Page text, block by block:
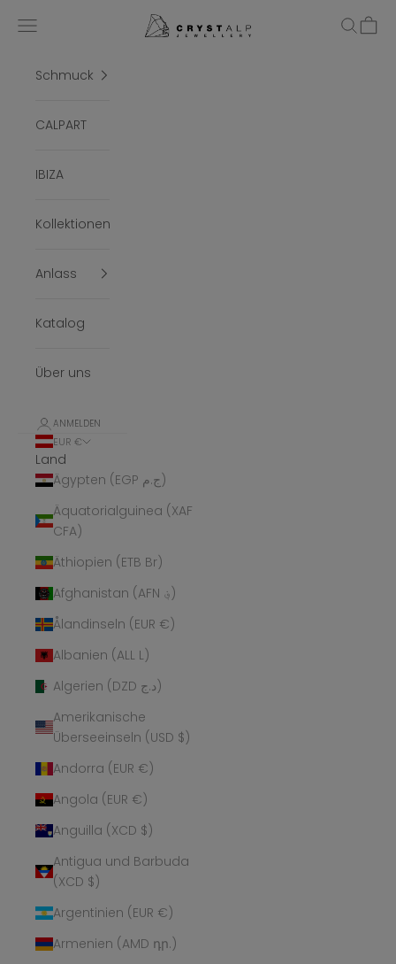
crystalpjewelry
Menü Suchen
Schmuck
CALPART
IBIZA
Kollektionen
Anlass
Katalog
Über uns
ANMELDEN
EUR €
Land
Ägypten (EGP ج.م)
Äquatorialguinea (XAF
CFA)
Äthiopien (ETB Br)
Afghanistan (AFN ؋)
Ålandinseln (EUR €)
Albanien (ALL L)
Algerien (DZD د.ج)
Amerikanische
Überseeinseln (USD $)
Andorra (EUR €)
Angola (EUR €)
Anguilla (XCD $)
Antigua und Barbuda
(XCD $)
Argentinien (EUR €)
Armenien (AMD դր.)